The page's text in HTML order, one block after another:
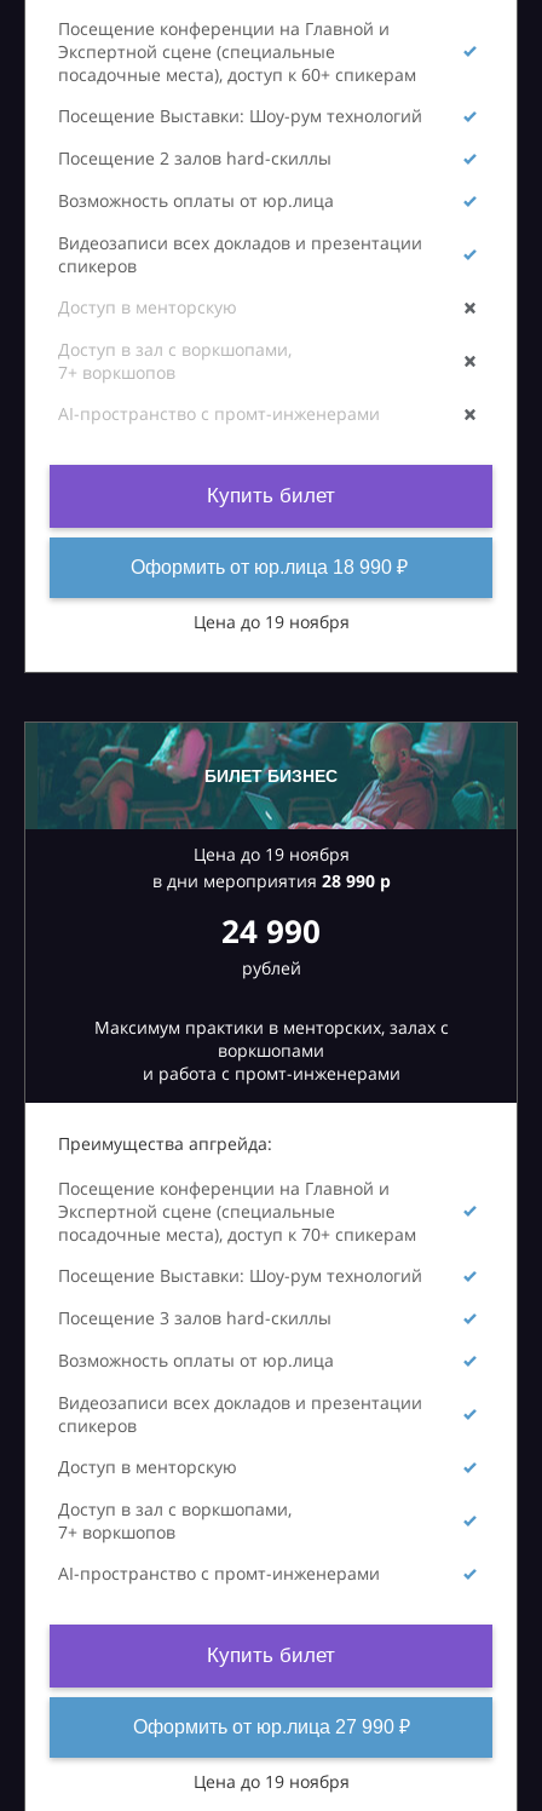
Посещение конференции на Главной и
Экспертной сцене (специальные
посадочные места), доступ к 60+ спикерам
Посещение Выставки: Шоу-рум технологий
Посещение 2 залов hard-скиллы
Возможность оплаты от юр.лица
Видеозаписи всех докладов и презентации
спикеров
Доступ в менторскую
Доступ в зал с воркшопами,
7+ воркшопов
AI-пространство с промт-инженерами
Купить билет
Оформить от юр.лица 18 990 ₽
Цена до 19 ноября
БИЛЕТ БИЗНЕС
Цена до 19 ноября
в дни мероприятия 28990 р
24 990
рублей
Максимум практики в менторских, залах с
воркшопами
и работа с промт-инженерами
Преимущества апгрейда:
Посещение конференции на Главной и
Экспертной сцене (специальные
посадочные места), доступ к 70+ спикерам
Посещение Выставки: Шоу-рум технологий
Посещение 3 залов hard-скиллы
Возможность оплаты от юр.лица
Видеозаписи всех докладов и презентации
спикеров
Доступ в менторскую
Доступ в зал с воркшопами,
7+ воркшопов
AI-пространство с промт-инженерами
Купить билет
Оформить от юр.лица 27 990 ₽
Цена до 19 ноября